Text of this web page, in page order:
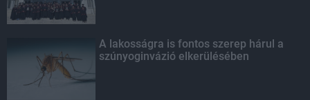
A lakosságra is fontos szerep hárul a
szúnyoginvázió elkerülésében